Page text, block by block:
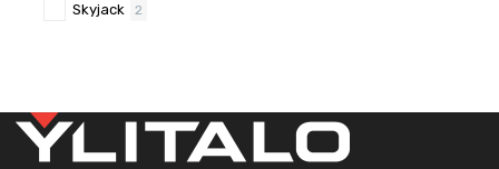
Skyjack 2